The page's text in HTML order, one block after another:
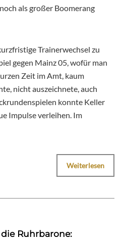
als großer Boomerang
Trainerwechsel zu
gegen Mainz 05, wofür man
Zeit im Amt, kaum
nicht auszeichnete, auch
konnte Keller
Impulse verleihen. Im
Weiterlesen
Ruhrbarone: